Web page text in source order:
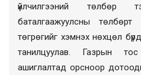
үйлчилгээний төлбөр
баталгаажуулсны
төгрөгийг хэмнэх нөхцөл
танилцуулав. Газрын тос
ашиглалтад орсноор